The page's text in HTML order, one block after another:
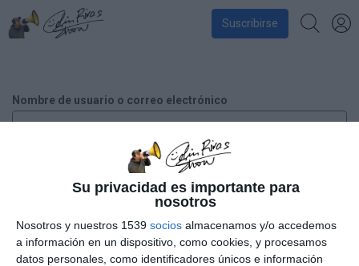
Su privacidad es importante para
nosotros
Nosotros y nuestros 1539 socios almacenamos y/o accedemos
a información en un dispositivo, como cookies, y procesamos
datos personales, como identificadores únicos e información
Suscribirse
Nombre de usuario o correo electrónico
Recuérdame